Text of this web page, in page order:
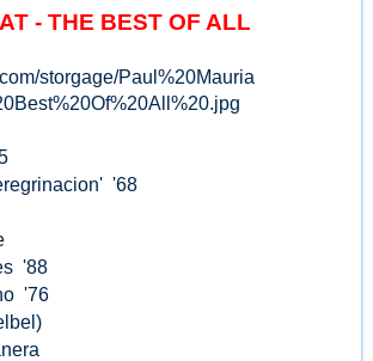
- THE BEST OF ALL
'68
'88
'76